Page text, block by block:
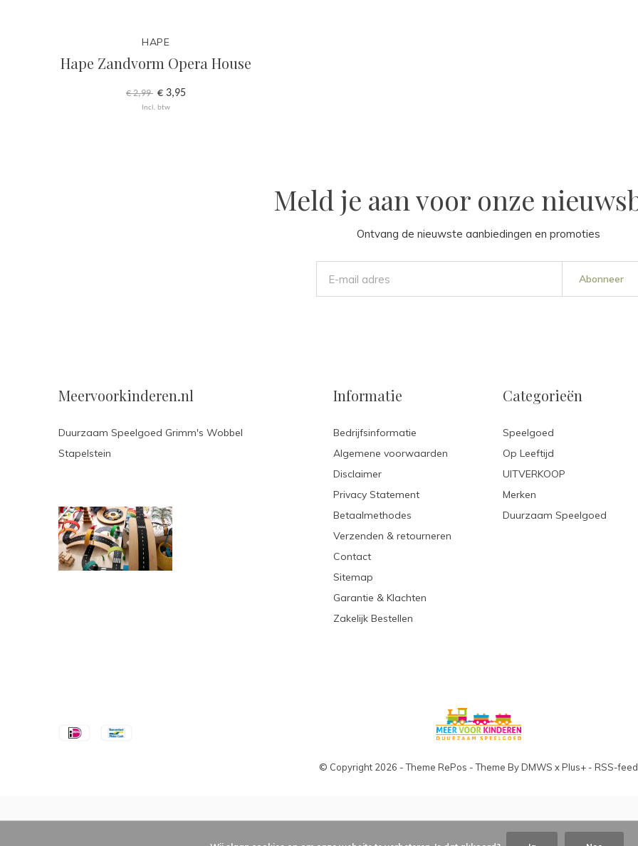
HAPE
Hape Zandvorm Opera House
€ 2,99 € 3,95
Incl. btw
Meld je aan voor onze
Ontvang de nieuwste aanbiedingen en promoties
Abonneer
Meervoorkinderen.nl
Duurzaam Speelgoed Grimm's Wobbel
Stapelstein
Informatie
Bedrijfsinformatie
Algemene voorwaarden
Disclaimer
Privacy Statement
Betaalmethodes
Verzenden & retourneren
Contact
Sitemap
Garantie & Klachten
Zakelijk Bestellen
Categorieën
Speelgoed
Op Leeftijd
UITVERKOOP
Merken
Duurzaam Speelgoed
© Copyright 2026 - Theme RePos - Theme ByDMWS xPlus+ - RSS-feed